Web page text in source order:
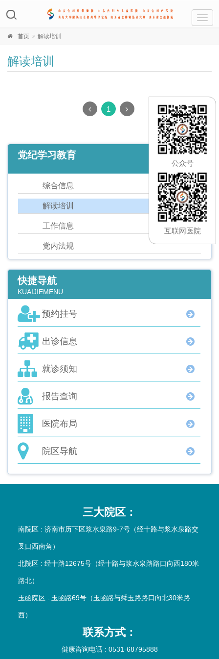
首页 解读培训
解读培训
1
党纪学习教育
综合信息
解读培训
工作信息
党内法规
快捷导航
KUAIJIEMENU
预约挂号
出诊信息
就诊须知
报告查询
医院布局
院区导航
三大院区：
南院区 : 济南市历下区浆水泉路9-7号（经十路与浆水泉路交
叉口西南角）
北院区 : 经十路12675号（经十路与浆水泉路路口向西180米
路北）
玉函院区 : 玉函路69号（玉函路与舜玉路路口向北30米路
西）
联系方式：
健康咨询电话 : 0531-68795888
公众号
互联网医院